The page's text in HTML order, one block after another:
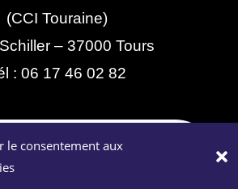
le consentement aux
(CCI Touraine)
– 37000 Tours
: 06 17 46 02 82